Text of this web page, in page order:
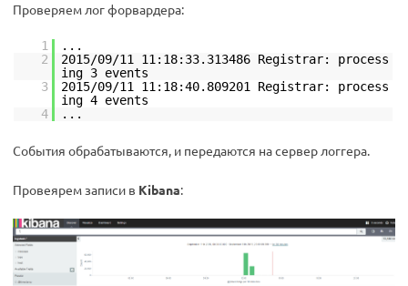
Проверяем лог форвардера:
1
...
2
2015/09/11 11:18:33.313486 Registrar: process
ing 3 events
3
2015/09/11 11:18:40.809201 Registrar: process
ing 4 events
4
...
События обрабатываются, и передаются на сервер логгера.
Провеярем записи в Kibana: